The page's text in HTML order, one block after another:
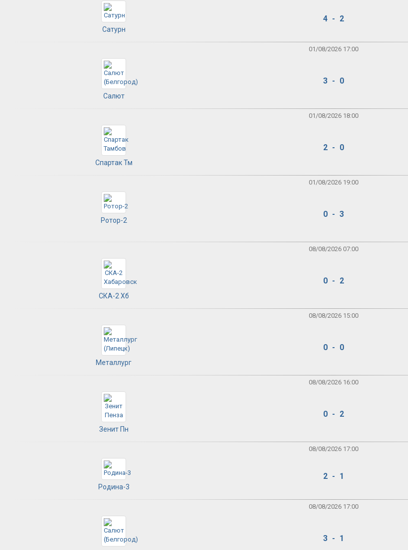
Сатурн
4 - 2
01/08/2026 17:00
Салют
3 - 0
01/08/2026 18:00
Спартак Тм
2 - 0
01/08/2026 19:00
Ротор-2
0 - 3
08/08/2026 07:00
СКА-2 Хб
0 - 2
08/08/2026 15:00
Металлург
0 - 0
08/08/2026 16:00
Зенит Пн
0 - 2
08/08/2026 17:00
Родина-3
2 - 1
08/08/2026 17:00
3 - 1